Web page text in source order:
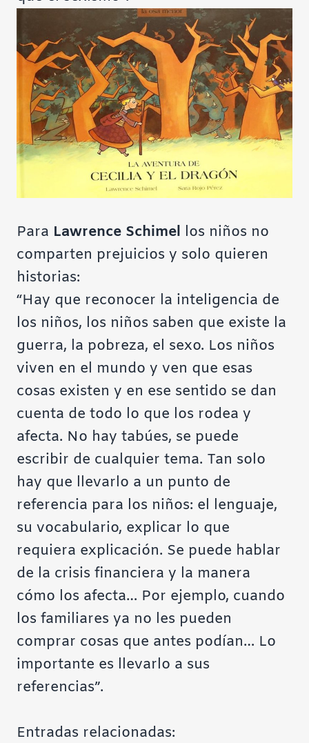
Para Lawrence Schimel los niños no
comparten prejuicios y solo quieren
historias:
“Hay que reconocer la inteligencia de
los niños, los niños saben que existe la
guerra, la pobreza, el sexo. Los niños
viven en el mundo y ven que esas
cosas existen y en ese sentido se dan
cuenta de todo lo que los rodea y
afecta. No hay tabúes, se puede
escribir de cualquier tema. Tan solo
hay que llevarlo a un punto de
referencia para los niños: el lenguaje,
su vocabulario, explicar lo que
requiera explicación. Se puede hablar
de la crisis financiera y la manera
cómo los afecta… Por ejemplo, cuando
los familiares ya no les pueden
comprar cosas que antes podían… Lo
importante es llevarlo a sus
referencias”.
Entradas relacionadas: